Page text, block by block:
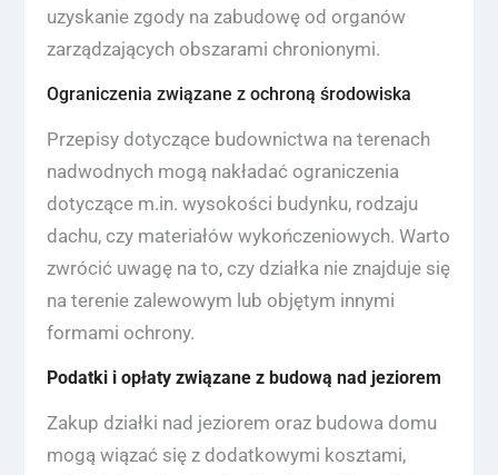
uzyskanie zgody na zabudowę od organów
zarządzających obszarami chronionymi.
Ograniczenia związane z ochroną środowiska
Przepisy dotyczące budownictwa na terenach
nadwodnych mogą nakładać ograniczenia
dotyczące m.in. wysokości budynku, rodzaju
dachu, czy materiałów wykończeniowych. Warto
zwrócić uwagę na to, czy działka nie znajduje się
na terenie zalewowym lub objętym innymi
formami ochrony.
Podatki i opłaty związane z budową nad jeziorem
Zakup działki nad jeziorem oraz budowa domu
mogą wiązać się z dodatkowymi kosztami,